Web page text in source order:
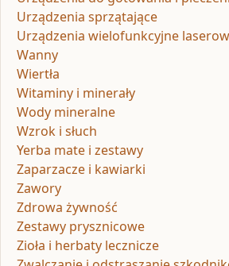
Urządzenia sprzątające
Urządzenia wielofunkcyjne
Wanny
Wiertła
Witaminy i minerały
Wody mineralne
Wzrok i słuch
Yerba mate i zestawy
Zaparzacze i kawiarki
Zawory
Zdrowa żywność
Zestawy prysznicowe
Zioła i herbaty lecznicze